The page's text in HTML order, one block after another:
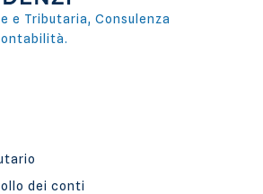
e Tributaria, Consulenza
dei conti